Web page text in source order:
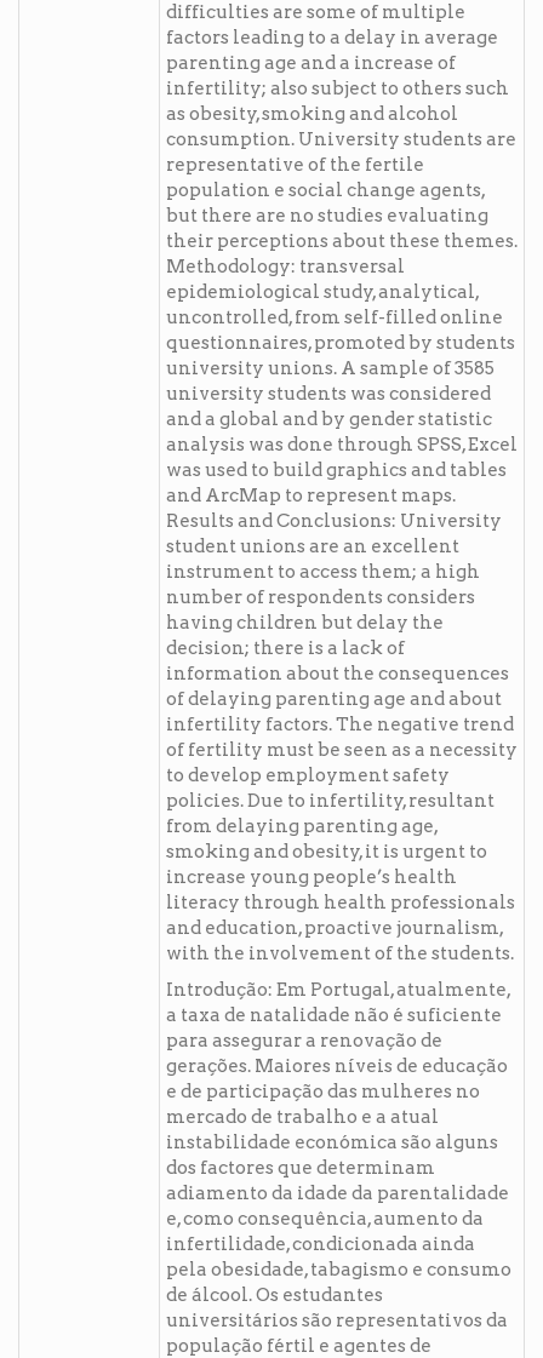
difficulties are some of multiple
factors leading to a delay in average
parenting age and a increase of
infertility; also subject to others such
as obesity, smoking and alcohol
consumption. University students are
representative of the fertile
population e social change agents,
but there are no studies evaluating
their perceptions about these themes.
Methodology: transversal
epidemiological study, analytical,
uncontrolled, from self-filled online
questionnaires, promoted by students
university unions. A sample of 3585
university students was considered
and a global and by gender statistic
analysis was done through SPSS, Excel
was used to build graphics and tables
and ArcMap to represent maps.
Results and Conclusions: University
student unions are an excellent
instrument to access them; a high
number of respondents considers
having children but delay the
decision; there is a lack of
information about the consequences
of delaying parenting age and about
infertility factors. The negative trend
of fertility must be seen as a necessity
to develop employment safety
policies. Due to infertility, resultant
from delaying parenting age,
smoking and obesity, it is urgent to
increase young people’s health
literacy through health professionals
and education, proactive journalism,
with the involvement of the students.
Introdução: Em Portugal, atualmente,
a taxa de natalidade não é suficiente
para assegurar a renovação de
gerações. Maiores níveis de educação
e de participação das mulheres no
mercado de trabalho e a atual
instabilidade económica são alguns
dos factores que determinam
adiamento da idade da parentalidade
e, como consequência, aumento da
infertilidade, condicionada ainda
pela obesidade, tabagismo e consumo
de álcool. Os estudantes
universitários são representativos da
população fértil e agentes de